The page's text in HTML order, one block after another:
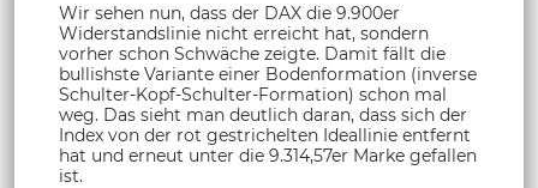
Wir sehen nun, dass der DAX die 9.900er
Widerstandslinie nicht erreicht hat, sondern
vorher schon Schwäche zeigte. Damit fällt die
bullishste Variante einer Bodenformation (inverse
Schulter-Kopf-Schulter-Formation) schon mal
weg. Das sieht man deutlich daran, dass sich der
Index von der rot gestrichelten Ideallinie entfernt
hat und erneut unter die 9.314,57er Marke gefallen
ist.